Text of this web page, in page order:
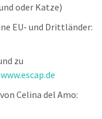
oder Katze)
EU- und Drittländer:
zu
www.escap.de
Celina del Amo: